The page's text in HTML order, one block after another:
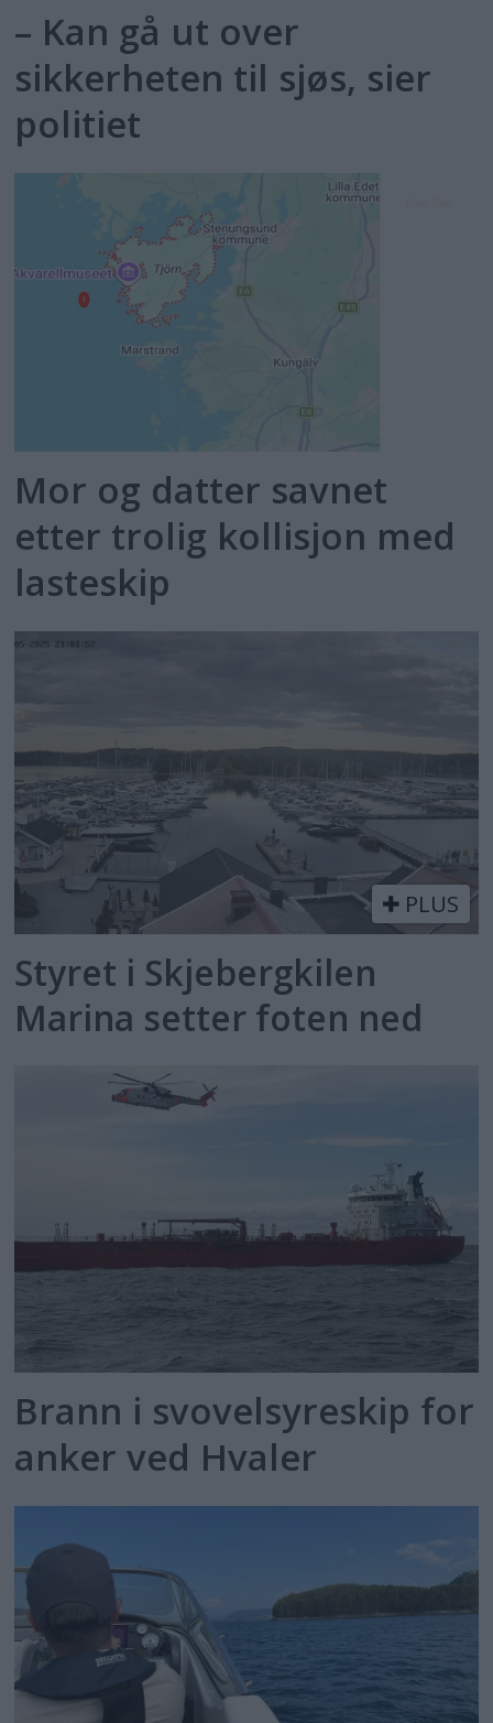
– Kan gå ut over
sikkerheten til sjøs, sier
politiet
Mor og datter savnet
etter trolig kollisjon med
lasteskip
PLUS
Styret i Skjebergkilen
Marina setter foten ned
Brann i svovelsyreskip for
anker ved Hvaler